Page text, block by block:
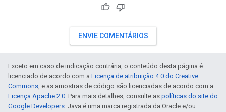
ENVIE COMENTÁRIOS
Exceto em caso de indicação contrária, o conteúdo desta página é
licenciado de acordo com a Licença de atribuição 4.0 do Creative
Commons, e as amostras de código são licenciadas de acordo com a
Licença Apache 2.0. Para mais detalhes, consulte as políticas do site do
Google Developers. Java é uma marca registrada da Oracle e/ou